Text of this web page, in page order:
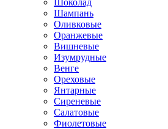
Шоколад
Шампань
Оливковые
Оранжевые
Вишневые
Изумрудные
Венге
Ореховые
Янтарные
Сиреневые
Салатовые
Фиолетовые